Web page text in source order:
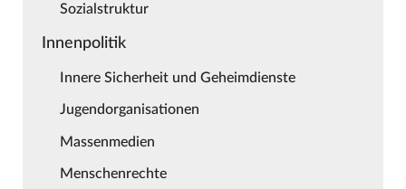
Sozialstruktur
Innenpolitik
Innere Sicherheit und Geheimdienste
Jugendorganisationen
Massenmedien
Menschenrechte